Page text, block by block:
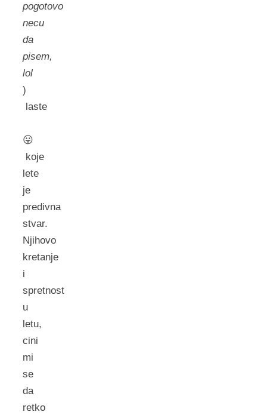
pogotovo
necu
da
pisem,
lol
)
laste
😛
koje
lete
je
predivna
stvar.
Njihovo
kretanje
i
spretnost
u
letu,
cini
mi
se
da
retko